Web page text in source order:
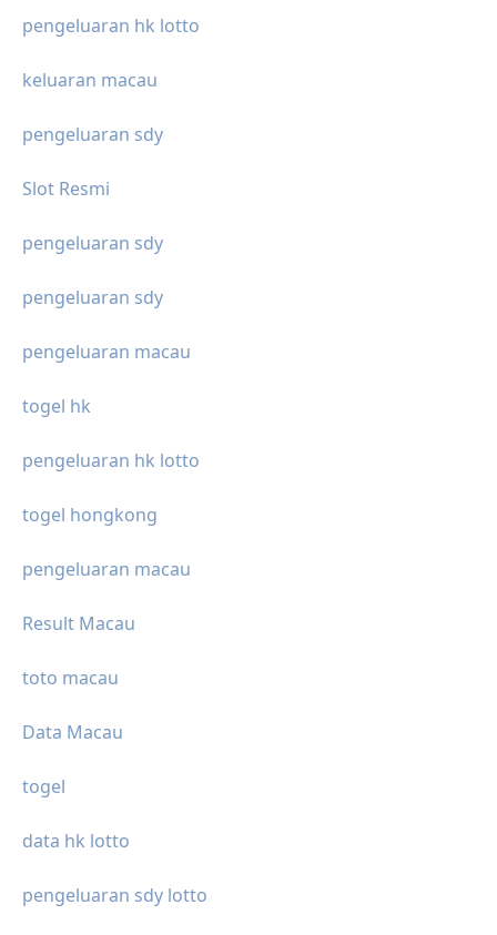
pengeluaran hk lotto
keluaran macau
pengeluaran sdy
Slot Resmi
pengeluaran sdy
pengeluaran sdy
pengeluaran macau
togel hk
pengeluaran hk lotto
togel hongkong
pengeluaran macau
Result Macau
toto macau
Data Macau
togel
data hk lotto
pengeluaran sdy lotto